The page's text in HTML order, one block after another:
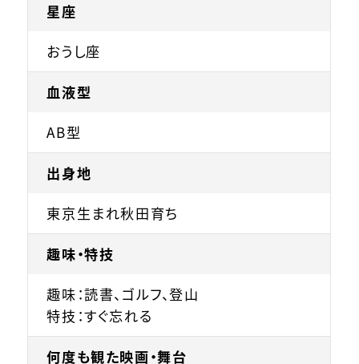
星座
おうし座
血液型
AB型
出身地
東京生まれ秋田育ち
趣味・特技
趣味：読書、ゴルフ、登山
特技：すぐ忘れる
何度も観た映画・舞台